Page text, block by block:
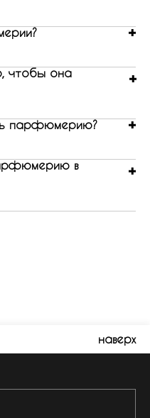
чтобы она
парфюмерию?
в
наверх